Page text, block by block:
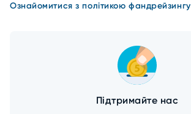
Ознайомитися з політикою фандрейзингу
Підтримайте нас